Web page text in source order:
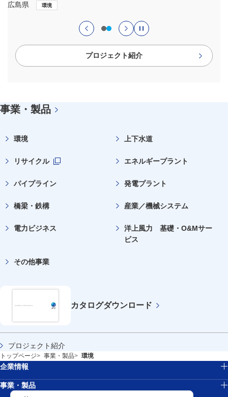
広島県
環境
プロジェクト紹介
事業・製品
環境 上下水道
リサイクル
エネルギープラント
パイプライン 発電プラント
橋梁・鉄構 産業／機械システム
電力ビジネス
洋上風力 基礎・O&Mサー
ビス
その他事業
カタログダウンロード
プロジェクト紹介
トップページ 事業・製品 環境
企業情報
事業・製品